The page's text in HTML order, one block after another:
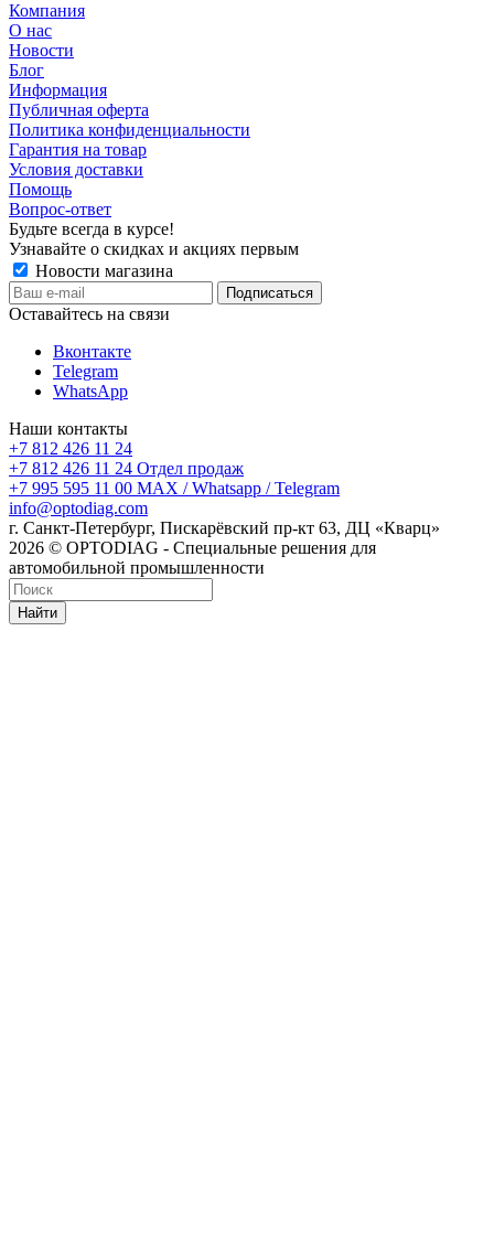
Компания
О нас
Новости
Блог
Информация
Публичная оферта
Политика конфиденциальности
Гарантия на товар
Условия доставки
Помощь
Вопрос-ответ
Будьте всегда в курсе!
Узнавайте о скидках и акциях первым
Новости магазина
Оставайтесь на связи
Вконтакте
Telegram
WhatsApp
Наши контакты
+7 812 426 11 24
+7 812 426 11 24 Отдел продаж
+7 995 595 11 00 MAX / Whatsapp / Telegram
info@optodiag.com
г. Санкт-Петербург, Пискарёвский пр-кт 63, ДЦ «Кварц»
2026 © OPTODIAG - Специальные решения для
автомобильной промышленности
Найти